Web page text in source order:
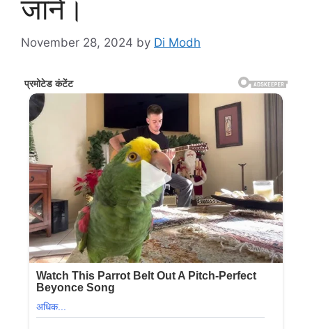
जाने।
November 28, 2024 by Di Modh